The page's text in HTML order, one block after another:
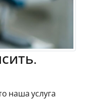
наша услуга